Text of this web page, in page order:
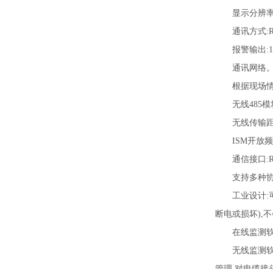
显示分辨
通讯方式
报警输出:1
通讯网络。
根据现场情
无线485模块
无线传输距
ISM开放频
通信接口
支持多种协
工业设计:可
断电或损坏),
在线监测软
无线监测软